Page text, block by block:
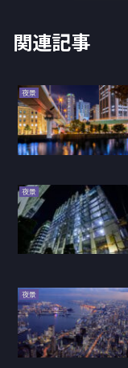
関連記事
夜景
夜景
夜景